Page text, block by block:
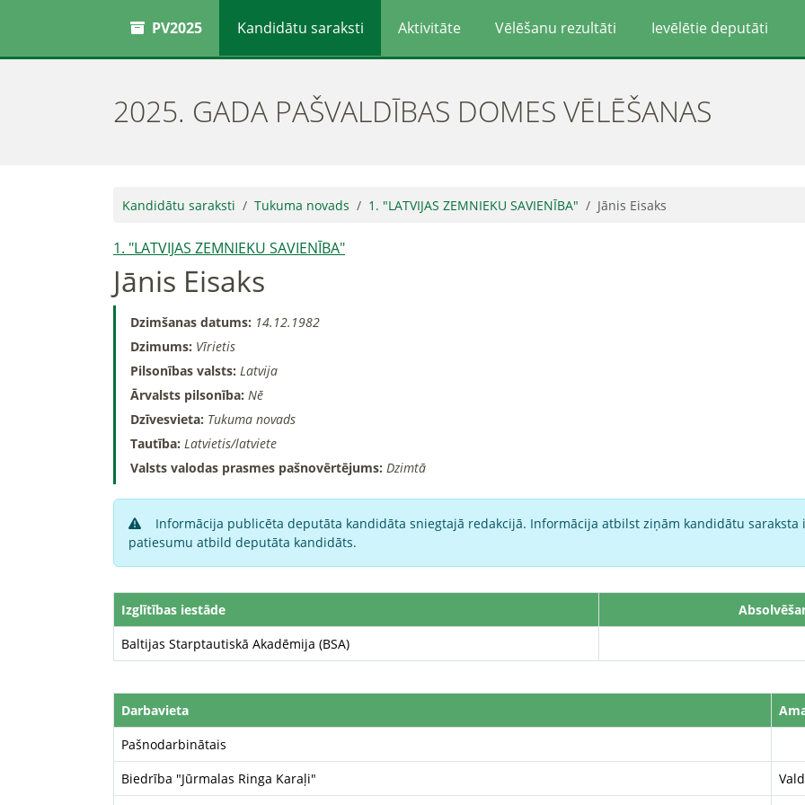
PV2025 Kandidātu saraksti Aktivitāte Vēlēšanu rezultāti Ievēlētie deputāti
2025. GADA PAŠVALDĪBAS DOMES VĒLĒŠANAS
Kandidātu saraksti Tukuma novads 1. "LATVIJAS ZEMNIEKU SAVIENĪBA" Jānis Eisaks
1. "LATVIJAS ZEMNIEKU SAVIENĪBA"
Jānis Eisaks
Dzimšanas datums: 14.12.1982
Dzimums: Vīrietis
Pilsonības valsts: Latvija
Ārvalsts pilsonība: Nē
Dzīvesvieta: Tukuma novads
Tautība: Latvietis/latviete
Valsts valodas prasmes pašnovērtējums: Dzimtā
Informācija publicēta deputāta kandidāta sniegtajā redakcijā. Informācija atbilst ziņām kandidātu saraksta
patiesumu atbild deputāta kandidāts.
Izglītības iestāde
Baltijas Starptautiskā Akadēmija (BSA)
Darbavieta
Pašnodarbinātais
Biedrība "Jūrmalas Ringa Karaļi"